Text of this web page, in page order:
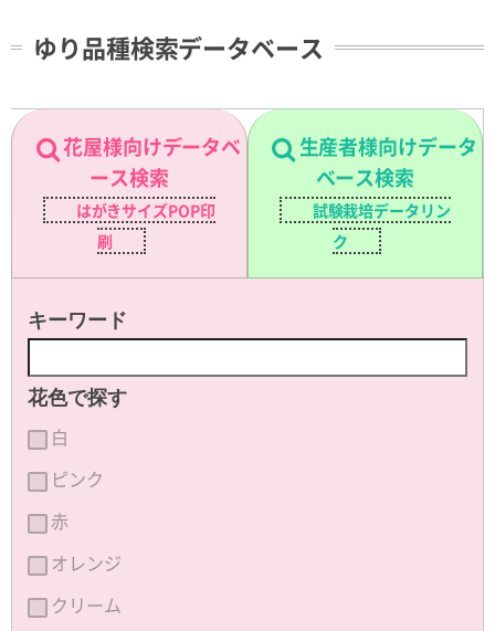
ゆり品種検索データベース
花屋様向けデータベ
ース検索
はがきサイズPOP印
刷
生産者様向けデータ
ベース検索
試験栽培データリン
ク
キーワード
花色で探す
白
ピンク
赤
オレンジ
クリーム